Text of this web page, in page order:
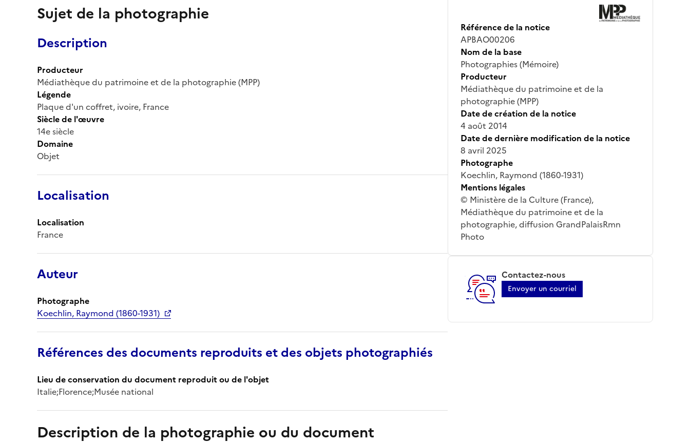
Sujet de la photographie
Description
Producteur
Médiathèque du patrimoine et de la photographie (MPP)
Légende
Plaque d'un coffret, ivoire, France
Siècle de l'œuvre
14e siècle
Domaine
Objet
Localisation
Localisation
France
Auteur
Photographe
Koechlin, Raymond (1860-1931)
Références des documents reproduits et des objets photographiés
Lieu de conservation du document reproduit ou de l'objet
Italie;Florence;Musée national
Description de la photographie ou du document
Référence de la notice
APBAO00206
Nom de la base
Photographies (Mémoire)
Producteur
Médiathèque du patrimoine et de la
photographie (MPP)
Date de création de la notice
4 août 2014
Date de dernière modification de la notice
8 avril 2025
Photographe
Koechlin, Raymond (1860-1931)
Mentions légales
© Ministère de la Culture (France),
Médiathèque du patrimoine et de la
photographie, diffusion GrandPalaisRmn
Photo
Contactez-nous
Envoyer un courriel